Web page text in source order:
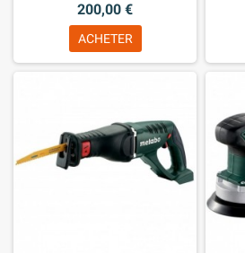
200,00 €
ACHETER